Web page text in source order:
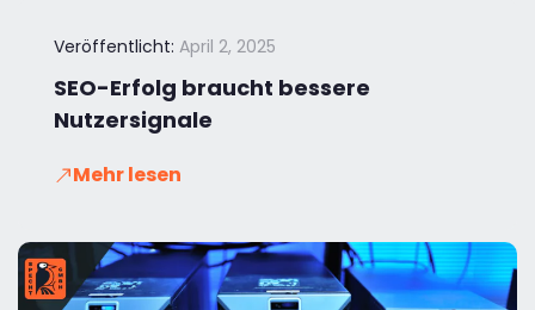
Veröffentlicht: April 2, 2025
SEO-Erfolg braucht bessere
Nutzersignale
Mehr lesen